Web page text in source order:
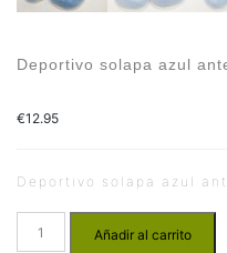
Deportivo solapa azul
€12.95
Deportivo solapa azul
Añadir al carrito